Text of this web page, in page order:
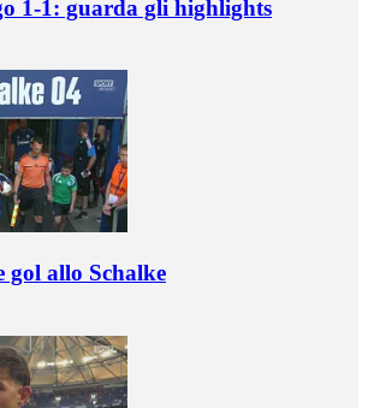
1-1: guarda gli highlights
allo Schalke